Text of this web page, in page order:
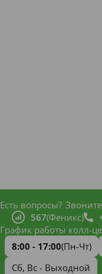
Есть вопросы?
567(Феникс)
График работы колл-
8:00 - 17:00(Пн-Чт)
Сб, Вс - Выходной